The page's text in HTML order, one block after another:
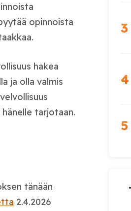
opinnoista
hakea
ja olla valmis
tarjotaan.
tänään
2.4.2026
3
4
5